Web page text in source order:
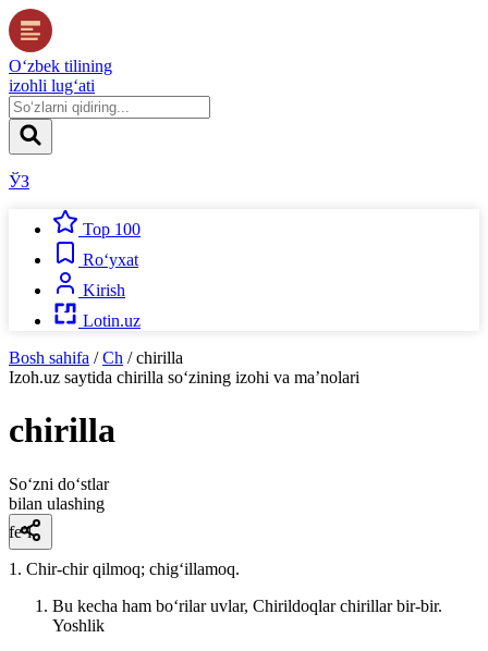
O‘zbek tilining
izohli lug‘ati
ЎЗ
Top 100
Ro‘yxat
Kirish
Lotin.uz
Bosh sahifa / Ch / chirilla
Izoh.uz saytida chirilla so‘zining izohi va ma’nolari
chirilla
So‘zni do‘stlar
bilan ulashing
fe’l
1. Chir-chir qilmoq; chigʻillamoq.
Bu kecha ham boʻrilar uvlar, Chirildoqlar chirillar bir-bir.
Yoshlik